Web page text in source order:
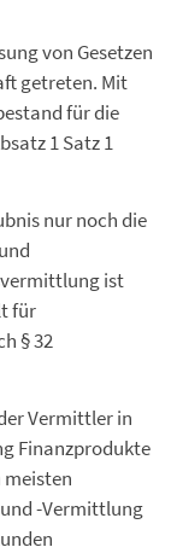
von Gesetzen
getreten. Mit
für die
1 Satz 1
nur noch die
ist
für
§ 32
Vermittler in
Finanzprodukte
-Vermittlung